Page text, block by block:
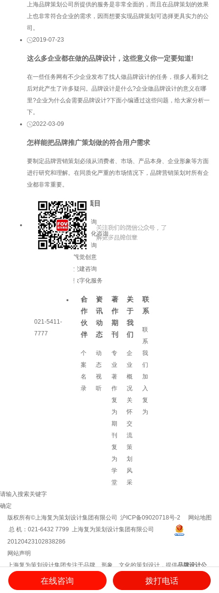
上海品牌策划公司所提供的服务是非常全面的，而且在品牌策划的效果
上也非常符合企业的需求，因而想要实现品牌策划可选择更具实力的公
司。
2019-07-23
这么多企业都在做的品牌设计，这些意义你一定要知道!
在一些任务网有不少企业发布了找人做品牌设计的任务，很多人看到之
后对此产生了许多疑问。品牌设计是什么?企业做品牌设计的意义在哪
里?企业为什么会需要品牌设计?下面小编通过这些问题，给大家分析一
下。
2022-03-09
怎样能把品牌推广策划做的符合用户需求
要制定品牌营销策划必须从消费者、市场、产品本身、企业形象等方面
进行研究和理解。在同质化严重的市场情况下，品牌营销策划对所有企
业都非常重要。
021-5411-
7777
服务项目
品牌咨询
企业文化咨询
增长咨询
视觉创意
党建咨询
数字化服务
合
作
伙
伴
个
案
名
录
资
讯
动
态
动
态
视
听
著
作
期
刊
专
业
著
作
复
为
期
刊
复
为
学
堂
关
于
我
们
企
业
概
况
关
怀
交
流
策
划
风
采
联
系
联
系
我
们
加
入
复
为
请输入搜索关键字
确定
网站地图
版权所有©上海复为策划设计集团有限公司 沪ICP备09020718号-2
总 机：021-6432 7799 上海复为策划设计集团有限公司
20120423102838286
网站声明
上海复为策划设计集团专注于品牌、形象、文化的策划设计，提供品牌设计公
司
企业文化建设 /企业vi设计 企业文化建设方案 品牌策划方案/企业logo设计
服务，用思想和创意创造品牌影响力！
在线咨询 拨打电话